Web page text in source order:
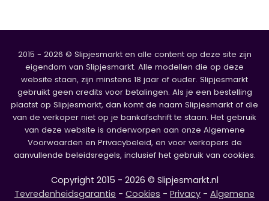
2015 - 2026 © Slipjesmarkt en alle content op deze site zijn
eigendom van Slipjesmarkt. Alle modellen die op deze
website staan, zijn minstens 18 jaar of ouder. Slipjesmarkt
gebruikt geen credits voor betalingen. Als je een bestelling
plaatst op Slipjesmarkt, dan komt de naam Slipjesmarkt of die
van de verkoper niet op je bankafschrift te staan. Het gebruik
van deze website is onderworpen aan onze Algemene
Voorwaarden en Privacybeleid, en voor verkopers de
aanvullende beleidsregels, inclusief het gebruik van cookies.
Copyright 2015 - 2026 © Slipjesmarkt.nl
Tevredenheidsgarantie - Cookies - Privacy - Algemene